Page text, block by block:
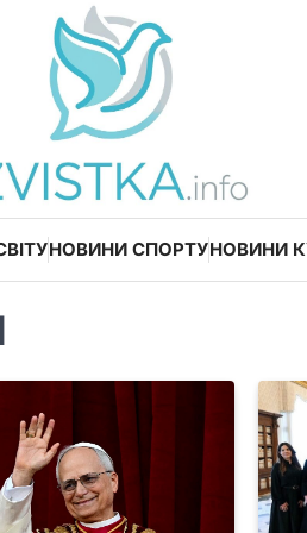
НОВИНИ СПОРТУНОВИНИ